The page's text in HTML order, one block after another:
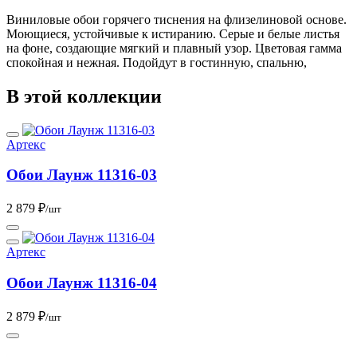
Виниловые обои горячего тиснения на флизелиновой основе.
Моющиеся, устойчивые к истиранию. Серые и белые листья
на фоне, создающие мягкий и плавный узор. Цветовая гамма
спокойная и нежная. Подойдут в гостинную, спальню,
В этой коллекции
Артекс
Обои Лаунж 11316-03
2 879 ₽/шт
Артекс
Обои Лаунж 11316-04
2 879 ₽/шт